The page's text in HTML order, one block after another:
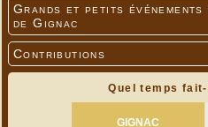
Grands et petits
de Gignac
Contributions
Quel temps